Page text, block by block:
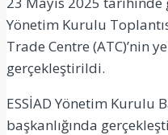
Yönetim Kurulu
Trade Centre (ATC)’nin
gerçekleştirildi.
ESSİAD Yönetim Kurulu
başkanlığında